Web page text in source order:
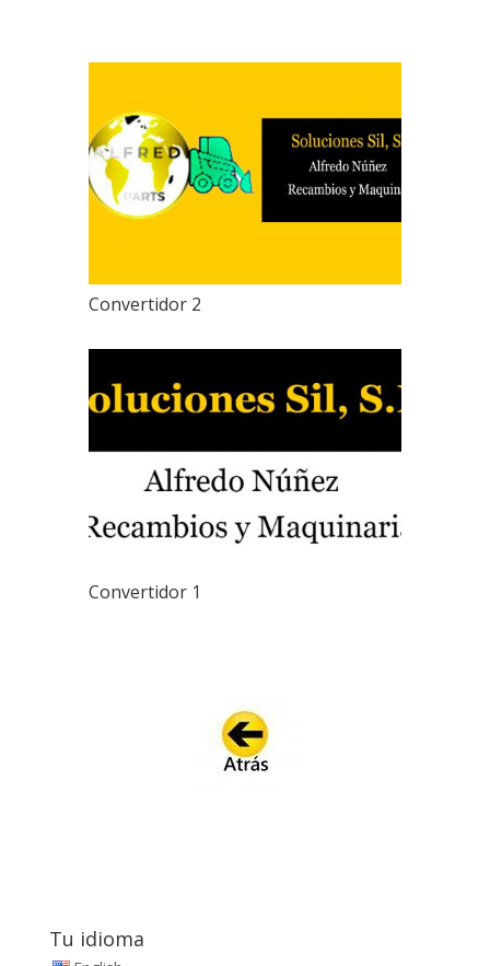
Convertidor 2
Convertidor 1
Tu idioma